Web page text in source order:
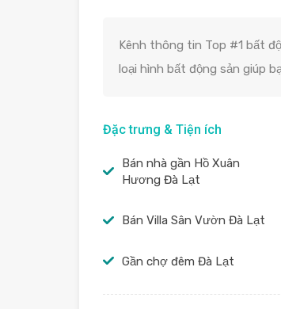
Kênh thông tin Top #1 bất
loại hình bất động sản giúp
Đặc trưng & Tiện ích
Bán nhà gần Hồ Xuân
Hương Đà Lạt
Bán Villa Sân Vườn Đà Lạt
Gần chợ đêm Đà Lạt